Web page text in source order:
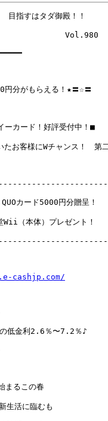
目指すはタダ御殿！！
Vol.980
円分がもらえる！★〓☆〓
カード！好評受付中！■
お客様にWチャンス！　第
カード5000円分贈呈！
（本体）プレゼント！
cashjp.com/
の低金利2.6％〜7.2％♪
まるこの春
生活に臨むも